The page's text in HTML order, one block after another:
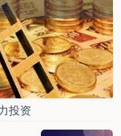
投资